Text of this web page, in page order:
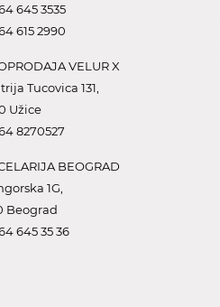
645 3535
615 2990
VELUR X
Tucovica 131,
Užice
8270527
BEOGRAD
1G,
Beograd
645 35 36